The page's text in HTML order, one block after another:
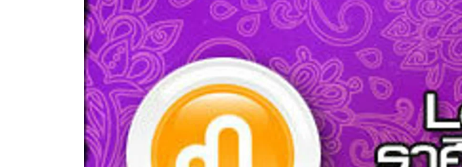
อัปเดตจีน
เช็กข่าวชัวร์
ดาวน์โหลดสนุกแอปฟรี ติดตามสนุกโซเชียลได้ที่